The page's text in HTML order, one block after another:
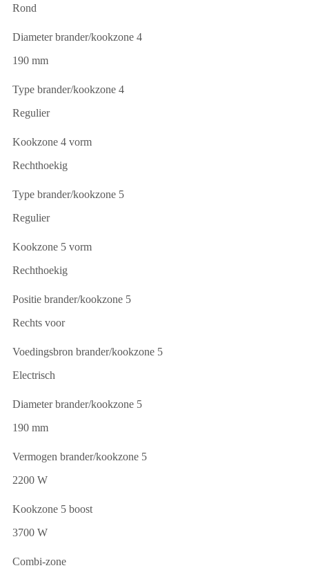
Rond
Diameter brander/kookzone 4
190 mm
Type brander/kookzone 4
Regulier
Kookzone 4 vorm
Rechthoekig
Type brander/kookzone 5
Regulier
Kookzone 5 vorm
Rechthoekig
Positie brander/kookzone 5
Rechts voor
Voedingsbron brander/kookzone 5
Electrisch
Diameter brander/kookzone 5
190 mm
Vermogen brander/kookzone 5
2200 W
Kookzone 5 boost
3700 W
Combi-zone